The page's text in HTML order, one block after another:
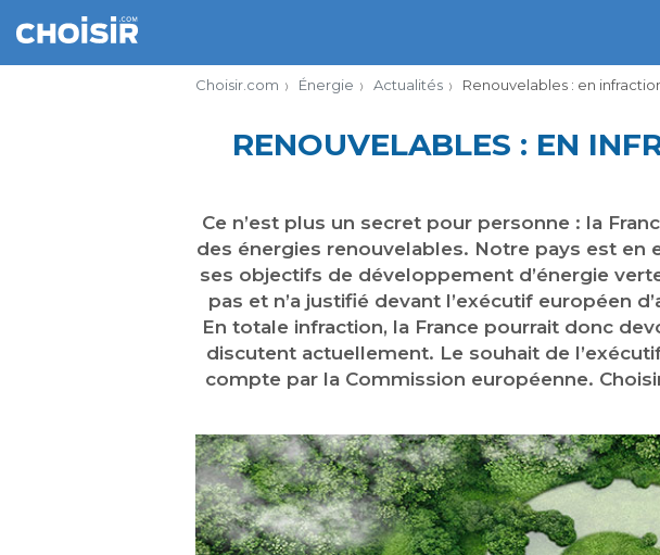
Choisir.com Énergie Actualités Renouvelables : en
RENOUVELABLES : EN
Ce n’est plus un secret pour personne : la
des énergies renouvelables. Notre pays est en
ses objectifs de développement d’énergie
pas et n’a justifié devant l’exécutif européen
En totale infraction, la France pourrait donc
discutent actuellement. Le souhait de
compte par la Commission européenne.